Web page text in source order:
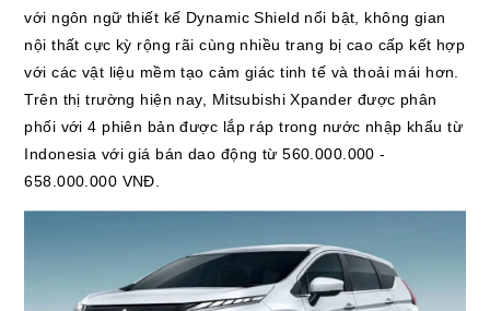
với ngôn ngữ thiết kế Dynamic Shield nổi bật, không gian
nội thất cực kỳ rộng rãi cùng nhiều trang bị cao cấp kết hợp
với các vật liệu mềm tạo cảm giác tinh tế và thoải mái hơn.
Trên thị trường hiện nay, Mitsubishi Xpander được phân
phối với 4 phiên bản được lắp ráp trong nước nhập khẩu từ
Indonesia với giá bán dao động từ 560.000.000 -
658.000.000 VNĐ.